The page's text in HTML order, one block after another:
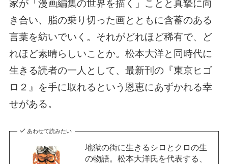
家が「漫画編集の世界を描く」ことと真摯に向
き合い、脂の乗り切った画とともに含蓄のある
言葉を紡いでいく。それがどれほど稀有で、ど
れほど素晴らしいことか。松本大洋と同時代に
生きる読者の一人として、最新刊の『東京ヒゴ
ロ２』を手に取れるという恩恵にあずかれる幸
せがある。
あわせて読みたい
地獄の街に生きるシロとクロの生
の物語。松本大洋氏を代表する、